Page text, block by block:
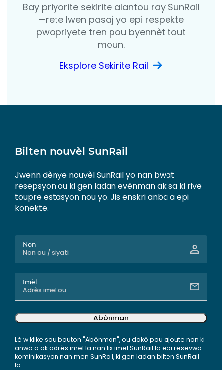
Bay priyorite sekirite alantou ray SunRail
—rete lwen pasaj yo epi respekte
pwopriyete tren pou byennèt tout
moun.
Eksplore Sekirite Rail
Bilten nouvèl SunRail
Jwenn dènye nouvèl SunRail yo nan bwat
resepsyon ou ki gen ladan evènman ak sa ki rive
toupre estasyon nou yo. Jis enskri anba a epi
konekte.
Non
Imèl
Abònman
Lè w klike sou bouton "Abònman", ou dakò pou ajoute non ki
anwo a ak adrès imel la nan lis imel SunRail la epi resevwa
kominikasyon nan men SunRail, ki gen ladan bilten SunRail
la.